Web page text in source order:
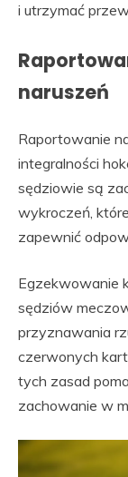
i utrzymać
naruszeń
Raportowanie
integralności
sędziowie są
wykroczeń,
zapewnić
Egzekwowanie
sędziów
przyznawania
czerwonych
tych zasad
zachowanie w